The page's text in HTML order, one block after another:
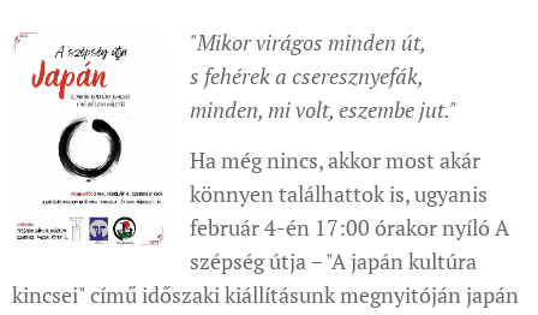
"Mikor virágos minden út,
s fehérek a cseresznyefák,
minden, mi volt, eszembe jut."
Ha még nincs, akkor most akár
könnyen találhattok is, ugyanis
február 4-én 17:00 órakor nyíló A
szépség útja – "A japán kultúra
kincsei" című időszaki kiállításunk megnyitóján japán